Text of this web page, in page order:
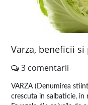
Varza, beneficii
3 comentarii
VARZA (Denumirea
crescuta in salbaticie, in